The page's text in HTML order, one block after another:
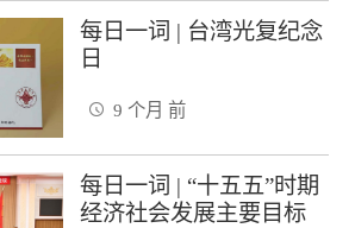
每日一词 | 台湾光复纪念
日
9 个月 前
每日一词 | “十五五”时期
经济社会发展主要目标